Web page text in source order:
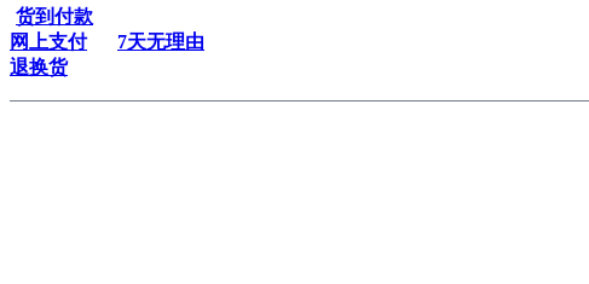
货到付款
网上支付
7天无理由
退换货